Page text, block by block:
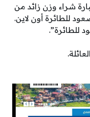
شراء وزن زائد من
للطائرة أون لاين.
للطائرة”.